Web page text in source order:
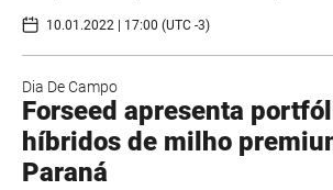
10.01.2022 | 17:00 (UTC -3)
Dia De Campo
Forseed apresenta
híbridos de milho
Paraná